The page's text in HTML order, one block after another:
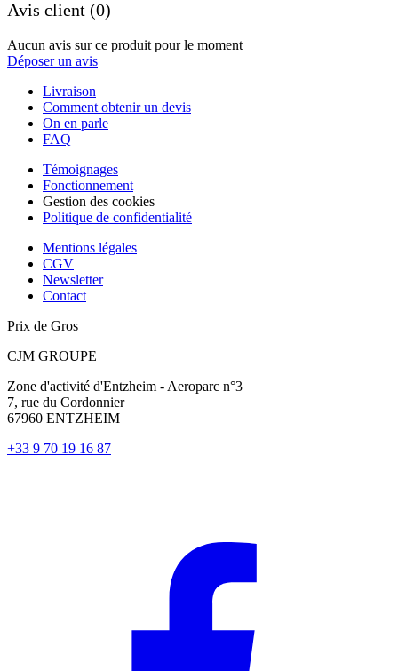
Avis client (0)
Aucun avis sur ce produit pour le moment
Déposer un avis
Livraison
Comment obtenir un devis
On en parle
FAQ
Témoignages
Fonctionnement
Gestion des cookies
Politique de confidentialité
Mentions légales
CGV
Newsletter
Contact
Prix de Gros
CJM GROUPE
Zone d'activité d'Entzheim - Aeroparc n°3
7, rue du Cordonnier
67960 ENTZHEIM
+33 9 70 19 16 87